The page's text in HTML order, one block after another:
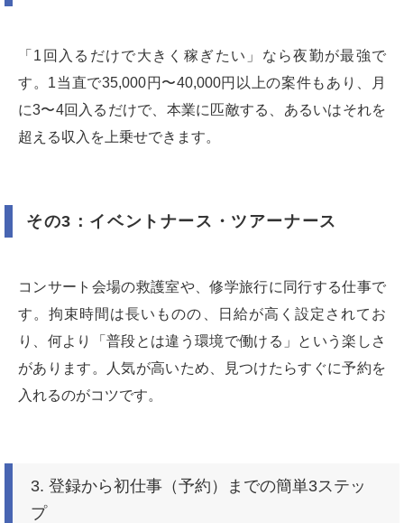
「1回入るだけで大きく稼ぎたい」なら夜勤が最強で
す。1当直で35,000円〜40,000円以上の案件もあり、月
に3〜4回入るだけで、本業に匹敵する、あるいはそれを
超える収入を上乗せできます。
その3：イベントナース・ツアーナース
コンサート会場の救護室や、修学旅行に同行する仕事で
す。拘束時間は長いものの、日給が高く設定されてお
り、何より「普段とは違う環境で働ける」という楽しさ
があります。人気が高いため、見つけたらすぐに予約を
入れるのがコツです。
3. 登録から初仕事（予約）までの簡単3ステッ
プ